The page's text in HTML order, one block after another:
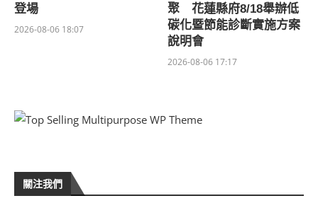
登場
2026-08-06 18:07
聚 花蓮縣府8/18舉辦低
碳化暨節能診斷實施方案
說明會
2026-08-06 17:17
關注我們